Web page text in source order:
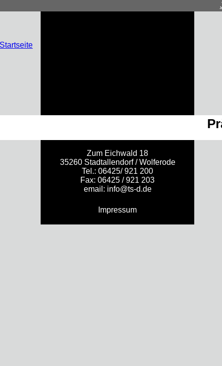
Zum Eichwald 18
35260 Stadtallendorf / Wolferode
Tel.: 06425/ 921 200
Fax: 06425 / 921 203
email: info@ts-d.de
Impressum